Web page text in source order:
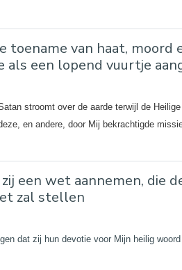
toename van haat,
als een lopend vuurtje
stroomt over de aarde terwijl de
en andere, door Mij bekrachtigde
een wet aannemen, die
zal stellen
dat zij hun devotie voor Mijn heilig